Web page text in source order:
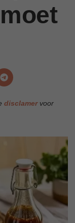
disclamervoor